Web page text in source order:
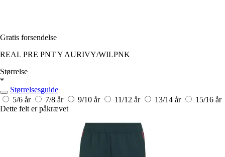
Gratis forsendelse
REAL PRE PNT Y AURIVY/WILPNK
Størrelse
*
Størrelsesguide
5/6 år
7/8 år 9/10 år 11/12 år 13/14 år
15/16 år
Dette felt er påkrævet